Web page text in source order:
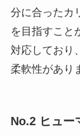
分に合ったカ
を目指すこと
対応しており
柔軟性があり
No.2 ヒュー